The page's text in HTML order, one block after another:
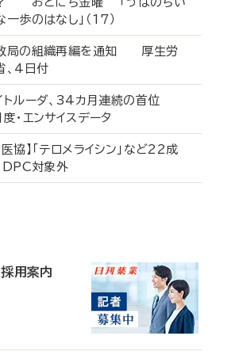
一歩のはなし」（17）
局の組織再編を通知 厚生労
、4日付
トルーダ、34カ月連続の首位
・エンサイスデータ
医協】「テロメライシン」など22成
DPC対象外
用案内